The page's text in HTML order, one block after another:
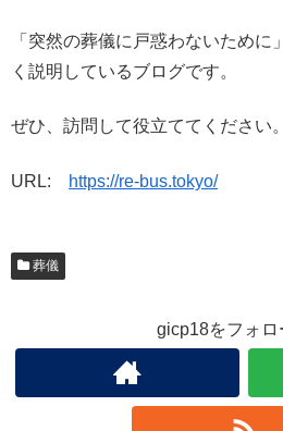
「突然の葬儀に戸惑わないために
く説明しているブログです。
ぜひ、訪問して役立ててください。
URL: https://re-bus.tokyo/
葬儀
gicp18をフォロ